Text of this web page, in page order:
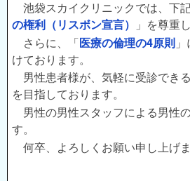
池袋スカイクリニックでは、下
の権利（リスボン宣言）
」を尊重
さらに、「医療の倫理の4原則
けております。
男性患者様が、気軽に受診でき
を目指しております。
男性の男性スタッフによる男性
す。
何卒、よろしくお願い申し上げま